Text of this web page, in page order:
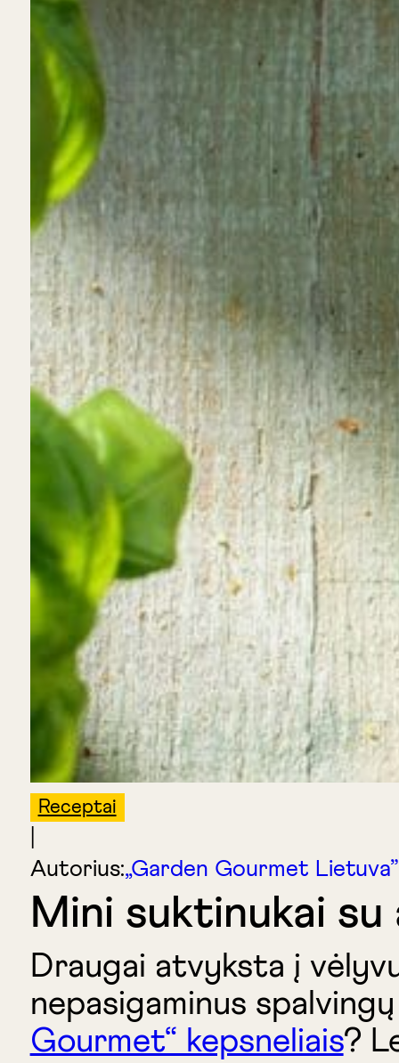
Receptai
Autorius:„Garden Gourmet Lietuva”
Mini suktinukai su
Draugai atvyksta į
nepasigaminus
Gourmet“ kepsneliais?